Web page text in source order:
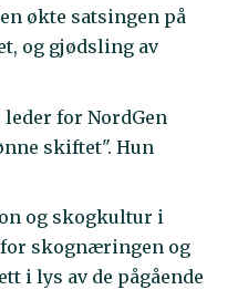
økte satsingen på
og gjødsling av
for NordGen
skiftet". Hun
og skogkultur i
for skognæringen og
i lys av de pågående